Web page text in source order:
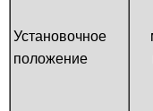
Установочное
положение